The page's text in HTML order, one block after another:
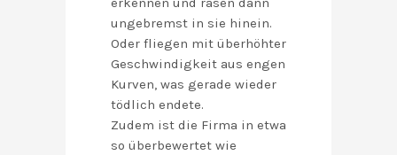
ungebremst in sie hinein.
Oder fliegen mit überhöhter
Geschwindigkeit aus engen
Kurven, was gerade wieder
tödlich endete.
Zudem ist die Firma in etwa
so überbewertet wie